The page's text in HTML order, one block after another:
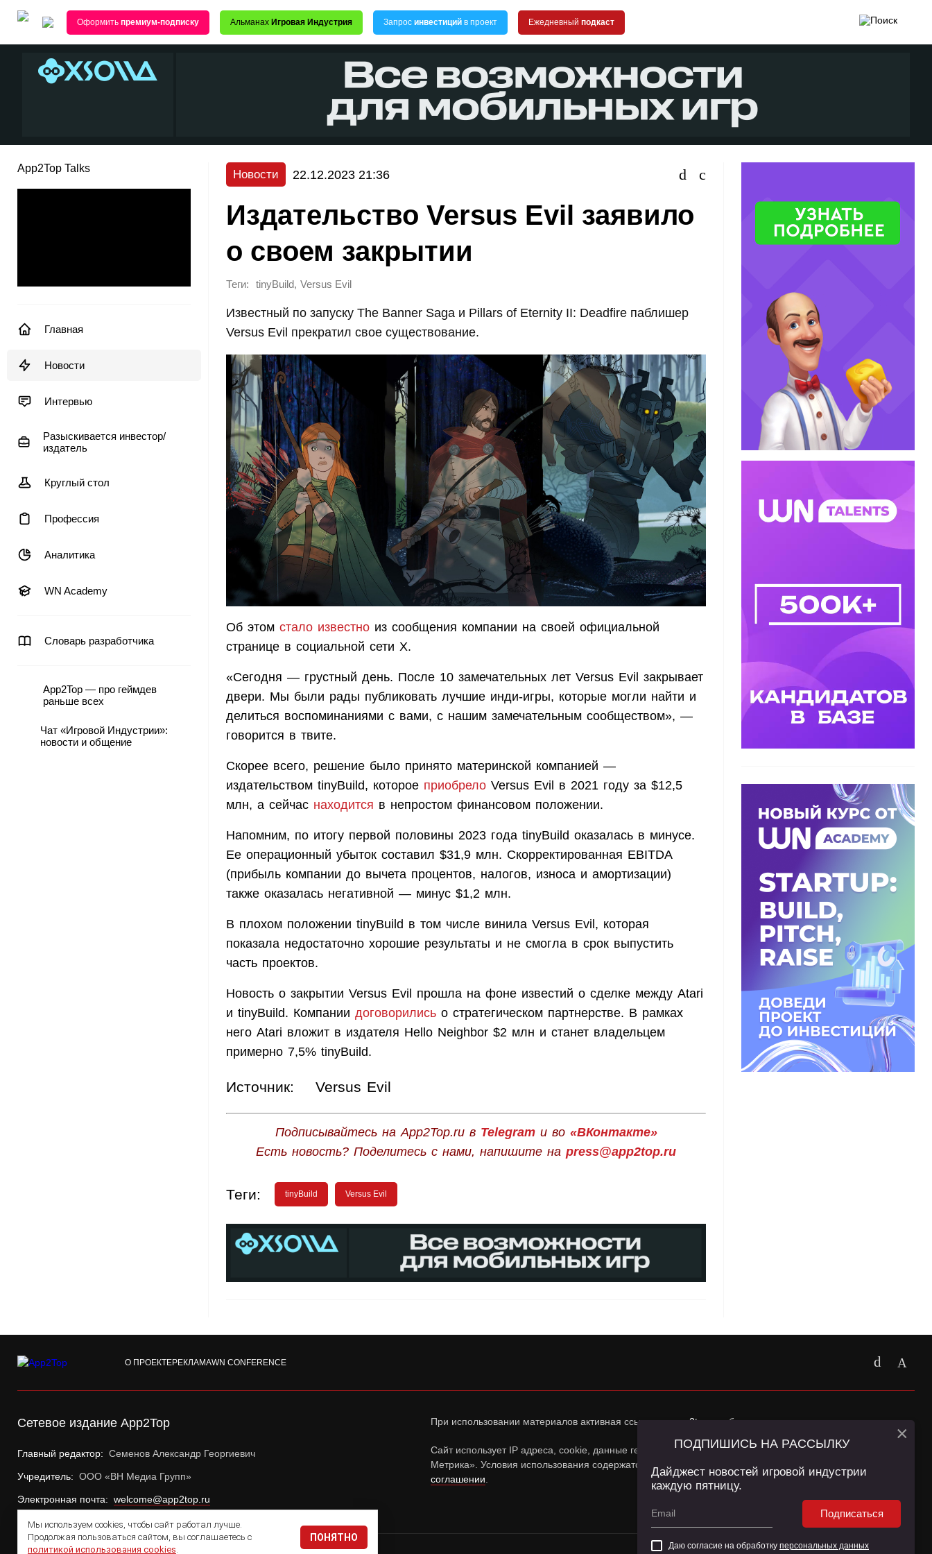
Оформить премиум-подписку Альманах Игровая Индустрия Запрос инвестиций в проект Ежедневный подкаст
App2Top Talks
Главная
Новости
Интервью
Разыскивается инвестор/
издатель
Круглый стол
Профессия
Аналитика
WN Academy
Словарь разработчика
App2Top — про геймдев
раньше всех
Чат «Игровой Индустрии»:
новости и общение
Новости 22.12.2023 21:36
Издательство Versus Evil заявило
о своем закрытии
Теги: tinyBuild, Versus Evil
Известный по запуску The Banner Saga и Pillars of Eternity II: Deadfire паблишер
Versus Evil прекратил свое существование.
Об этом стало известно из сообщения компании на своей официальной
странице в социальной сети X.
«Сегодня — грустный день. После 10 замечательных лет Versus Evil закрывает
двери. Мы были рады публиковать лучшие инди-игры, которые могли найти и
делиться воспоминаниями с вами, с нашим замечательным сообществом», —
говорится в твите.
Скорее всего, решение было принято материнской компанией —
издательством tinyBuild, которое приобрело Versus Evil в 2021 году за $12,5
млн, а сейчас находится в непростом финансовом положении.
Напомним, по итогу первой половины 2023 года tinyBuild оказалась в минусе.
Ее операционный убыток составил $31,9 млн. Скорректированная EBITDA
(прибыль компании до вычета процентов, налогов, износа и амортизации)
также оказалась негативной — минус $1,2 млн.
В плохом положении tinyBuild в том числе винила Versus Evil, которая
показала недостаточно хорошие результаты и не смогла в срок выпустить
часть проектов.
Новость о закрытии Versus Evil прошла на фоне известий о сделке между Atari
и tinyBuild. Компании договорились о стратегическом партнерстве. В рамках
него Atari вложит в издателя Hello Neighbor $2 млн и станет владельцем
примерно 7,5% tinyBuild.
Источник: Versus Evil
Подписывайтесь на App2Top.ru в Telegramи во «ВКонтакте»
Есть новость? Поделитесь с нами, напишите на press@app2top.ru
Теги: tinyBuild Versus Evil
О ПРОЕКТЕРЕКЛАМАWN CONFERENCE
Сетевое издание App2Top
Главный редактор: Семенов Александр Георгиевич
Учредитель: ООО «ВН Медиа Групп»
Электронная почта: welcome@app2top.ru
При использовании материалов активная ссылка наapp2top.ruобязательна.
Сайт использует IP адреса, cookie, данные геолокации Пользователей сайта и сервис «Яндекс
Метрика». Условия использования содержатся вПолитике конфиденциальностии
соглашении.
Мы используем cookies, чтобы сайт работал лучше.
Продолжая пользоваться сайтом, вы соглашаетесь с
политикой использования cookies.
ПОНЯТНО
ПОДПИШИСЬ НА РАССЫЛКУ
Дайджест новостей игровой индустрии
каждую пятницу.
Подписаться
Даю согласие на обработку персональных данных
×